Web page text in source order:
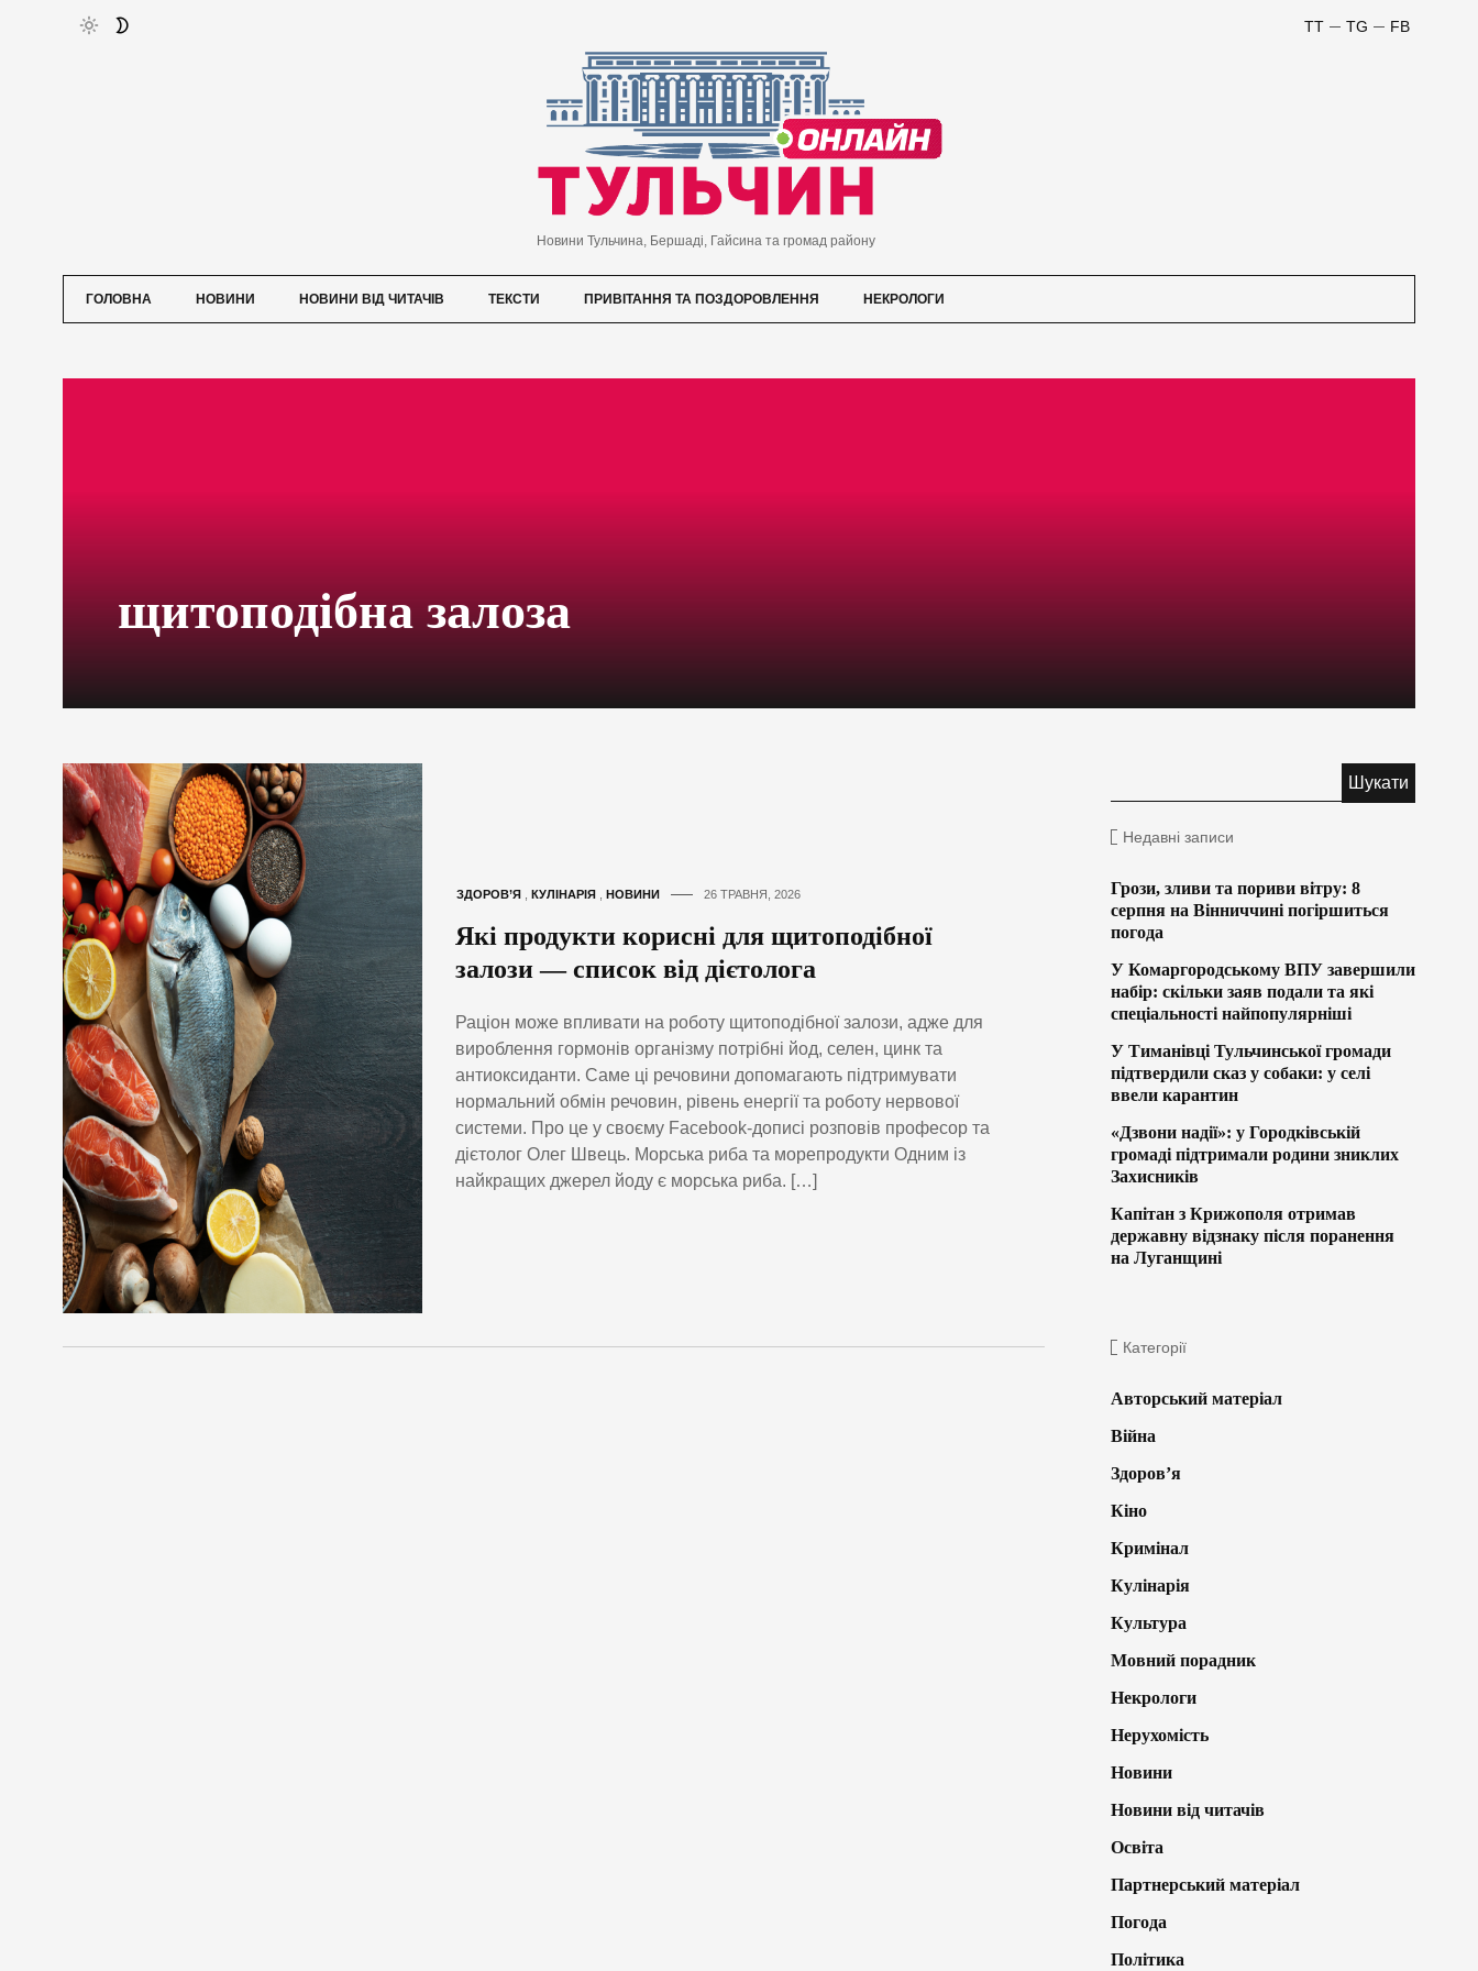
FB
TG
TT
Новини Тульчина, Бершаді, Гайсина та громад району
ГОЛОВНА НОВИНИ НОВИНИ ВІД ЧИТАЧІВ ТЕКСТИ ПРИВІТАННЯ ТА ПОЗДОРОВЛЕННЯ НЕКРОЛОГИ
щитоподібна залоза
ЗДОРОВ’Я , КУЛІНАРІЯ , НОВИНИ 26 ТРАВНЯ, 2026
Які продукти корисні для щитоподібної
залози — список від дієтолога
Раціон може впливати на роботу щитоподібної залози, адже для
вироблення гормонів організму потрібні йод, селен, цинк та
антиоксиданти. Саме ці речовини допомагають підтримувати
нормальний обмін речовин, рівень енергії та роботу нервової
системи. Про це у своєму Facebook-дописі розповів професор та
дієтолог Олег Швець. Морська риба та морепродукти Одним із
найкращих джерел йоду є морська риба. […]
Недавні записи
Грози, зливи та пориви вітру: 8
серпня на Вінниччині погіршиться
погода
У Комаргородському ВПУ завершили
набір: скільки заяв подали та які
спеціальності найпопулярніші
У Тиманівці Тульчинської громади
підтвердили сказ у собаки: у селі
ввели карантин
«Дзвони надії»: у Городківській
громаді підтримали родини зниклих
Захисників
Капітан з Крижополя отримав
державну відзнаку після поранення
на Луганщині
Категорії
Авторський матеріал
Війна
Здоров’я
Кіно
Кримінал
Кулінарія
Культура
Мовний порадник
Некрологи
Нерухомість
Новини
Новини від читачів
Освіта
Партнерський матеріал
Погода
Політика